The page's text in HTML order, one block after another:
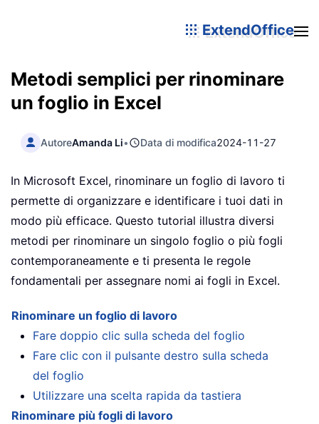
ExtendOffice
Metodi semplici per rinominare
un foglio in Excel
AutoreAmanda Li• Data di modifica2024-11-27
In Microsoft Excel, rinominare un foglio di lavoro ti
permette di organizzare e identificare i tuoi dati in
modo più efficace. Questo tutorial illustra diversi
metodi per rinominare un singolo foglio o più fogli
contemporaneamente e ti presenta le regole
fondamentali per assegnare nomi ai fogli in Excel.
Rinominare un foglio di lavoro
Fare doppio clic sulla scheda del foglio
Fare clic con il pulsante destro sulla scheda
del foglio
Utilizzare una scelta rapida da tastiera
Rinominare più fogli di lavoro